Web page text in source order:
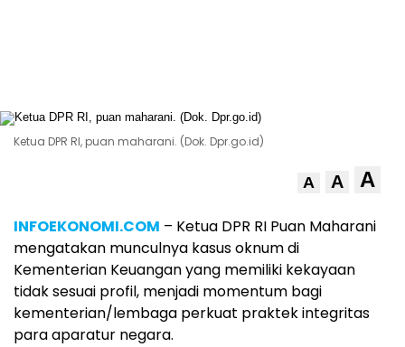
Ketua DPR RI, puan maharani. (Dok. Dpr.go.id)
A A A
INFOEKONOMI.COM – Ketua DPR RI Puan Maharani
mengatakan munculnya kasus oknum di
Kementerian Keuangan yang memiliki kekayaan
tidak sesuai profil, menjadi momentum bagi
kementerian/lembaga perkuat praktek integritas
para aparatur negara.